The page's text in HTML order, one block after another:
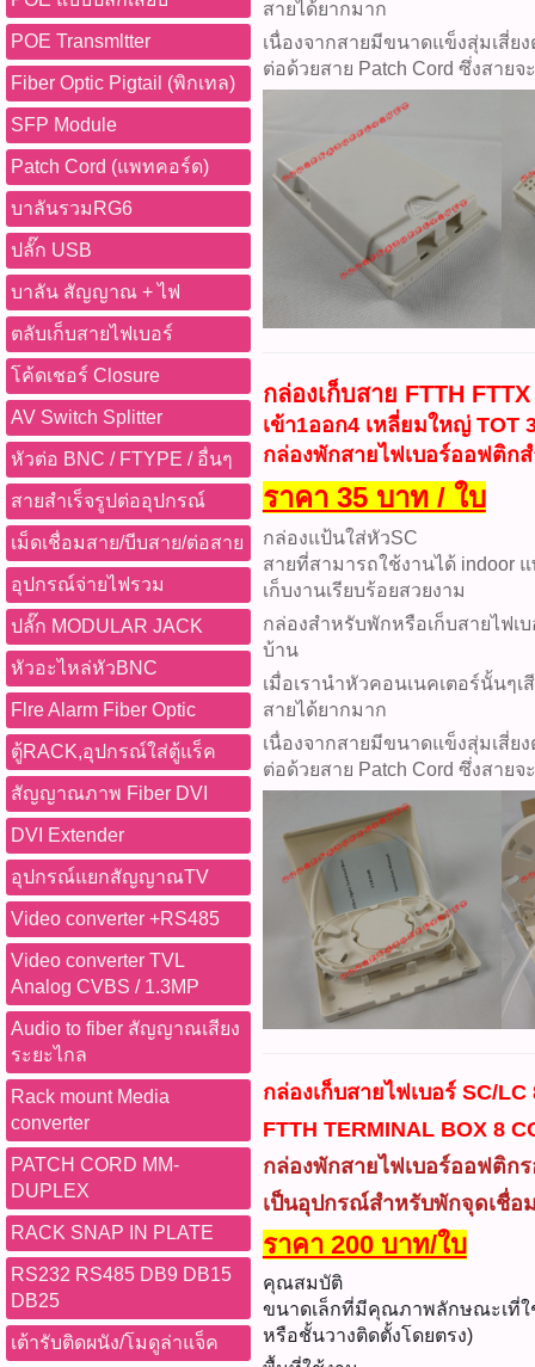
POE Transmltter
Fiber Optic Pigtail (พิกเทล)
SFP Module
Patch Cord (แพทคอร์ด)
บาลันรวมRG6
ปลั๊ก USB
บาลัน สัญญาณ + ไฟ
ตลับเก็บสายไฟเบอร์
โค้ดเชอร์ Closure
AV Switch Splitter
หัวต่อ BNC / FTYPE / อื่นๆ
สายสำเร็จรูปต่ออุปกรณ์
เม็ดเชื่อมสาย/บีบสาย/ต่อสาย
อุปกรณ์จ่ายไฟรวม
ปลั๊ก MODULAR JACK
หัวอะไหล่หัวBNC
Flre Alarm Fiber Optic
ตู้RACK,อุปกรณ์ใส่ตู้แร็ค
สัญญาณภาพ Fiber DVI
DVI Extender
อุปกรณ์แยกสัญญาณTV
Video converter +RS485
Video converter TVL
Analog CVBS / 1.3MP
Audio to fiber สัญญาณเสียง
ระยะไกล
Rack mount Media
converter
PATCH CORD MM-
DUPLEX
RACK SNAP IN PLATE
RS232 RS485 DB9 DB15
DB25
เต้ารับติดผนัง/โมดูล่าแจ็ค
สายได้ยากมาก
เนื่องจากสายมีขนาดแข็งสุ่มเสี่
ต่อด้วยสาย Patch Cord ซึ่งสาย
กล่องเก็บสาย FTTH
เข้า1ออก4 เหลี่ยมใหญ่ TOT
กล่องพักสายไฟเบอร์ออฟติก
ราคา 35 บาท / ใบ
กล่องแป้นใส่หัวSC
สายที่สามารถใช้งานได้ indoor
เก็บงานเรียบร้อยสวยงาม
กล่องสำหรับพักหรือเก็บสายไฟ
บ้าน
เมื่อเรานำหัวคอนเนคเตอร์นั้นๆ
สายได้ยากมาก
เนื่องจากสายมีขนาดแข็งสุ่มเสี่
ต่อด้วยสาย Patch Cord ซึ่งสาย
กล่องเก็บสายไฟเบอร์ SC/
FTTH TERMINAL BOX 8
กล่องพักสายไฟเบอร์ออฟติก
เป็นอุปกรณ์สำหรับพักจุดเชื่อ
ราคา 200 บาท/ใบ
คุณสมบัติ
ขนาดเล็กที่มีคุณภาพลักษณะเที่ใ
หรือชั้นวางติดตั้งโดยตรง)